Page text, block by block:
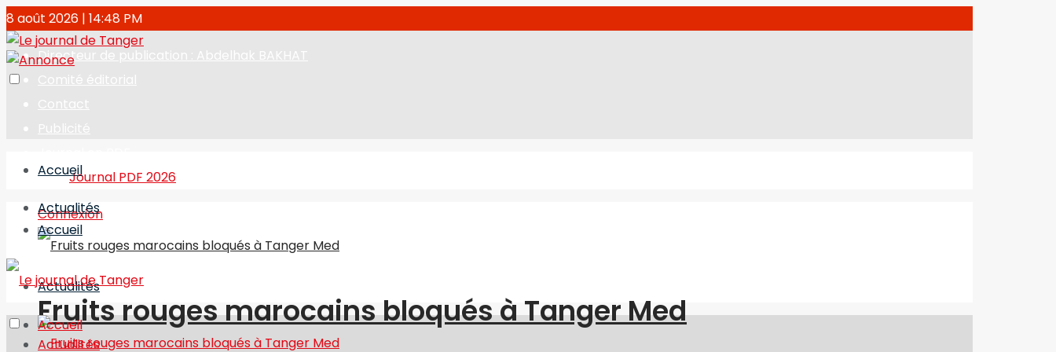
8 août 2026 | 14:48 PM
Directeur de publication : Abdelhak BAKHAT
Comité éditorial
Contact
Publicité
Journal PDF 2026
Connexion
Accueil
Actualités
Fruits rouges marocains bloqués à Tanger Med
Accueil
Actualités
Accueil
Actualités